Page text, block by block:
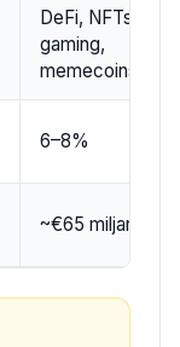
DeFi, NFTs,
gaming,
memecoins
6–8%
~€65 miljard